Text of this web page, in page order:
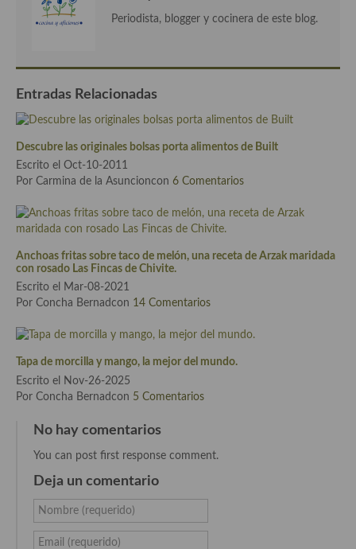
Periodista, blogger y cocinera de este blog.
Entradas Relacionadas
Descubre las originales bolsas porta alimentos de Built
Escrito el Oct-10-2011
Por Carmina de la Asuncioncon 6 Comentarios
Anchoas fritas sobre taco de melón, una receta de Arzak maridada
con rosado Las Fincas de Chivite.
Escrito el Mar-08-2021
Por Concha Bernadcon 14 Comentarios
Tapa de morcilla y mango, la mejor del mundo.
Escrito el Nov-26-2025
Por Concha Bernadcon 5 Comentarios
No hay comentarios
You can post first response comment.
Deja un comentario
Nombre (requerido)
Email (requerido)